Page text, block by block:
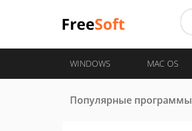
WINDOWS MAC OS
Популярные программы